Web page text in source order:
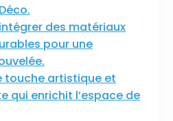
des matériaux
pour une
touche artistique et
qui enrichit l’espace de